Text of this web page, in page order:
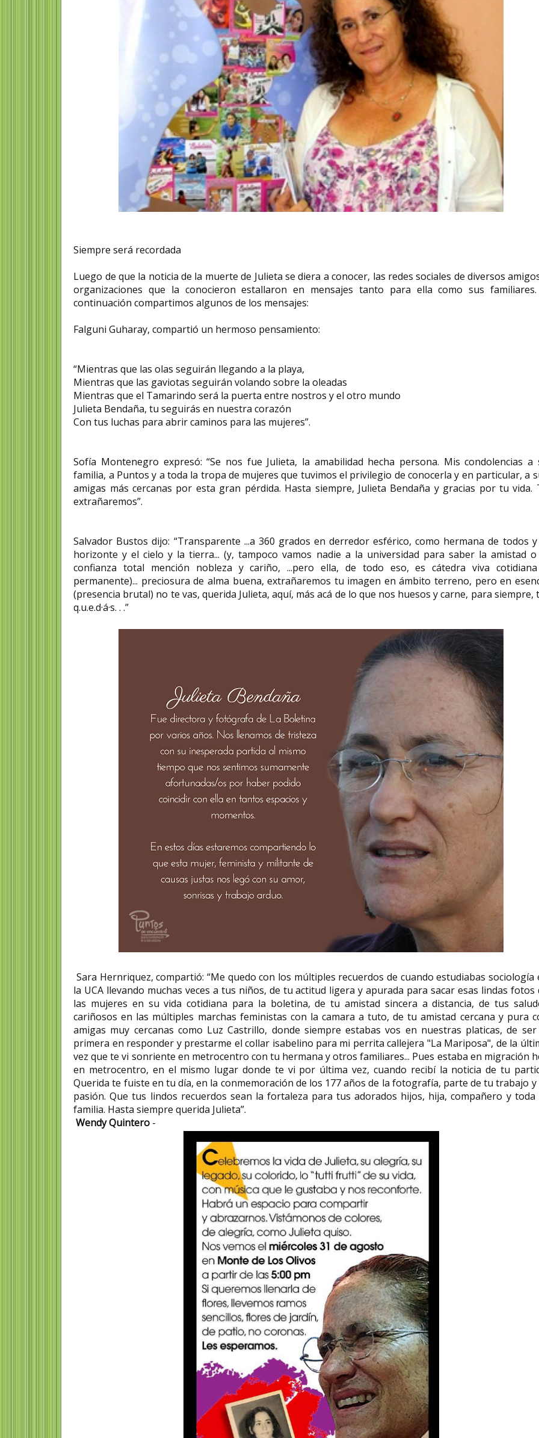
Siempre será recordada
Luego de que la noticia de la muerte de Julieta se diera a conocer, las redes sociales de diversos
organizaciones que la conocieron estallaron en mensajes tanto para ella como sus
continuación compartimos algunos de los mensajes:
Falguni Guharay, compartió un hermoso pensamiento:
“Mientras que las olas seguirán llegando a la playa,
Mientras que las gaviotas seguirán volando sobre la oleadas
Mientras que el Tamarindo será la puerta entre nostros y el otro mundo
Julieta Bendaña, tu seguirás en nuestra corazón
Con tus luchas para abrir caminos para las mujeres”.
Sofía Montenegro expresó: “Se nos fue Julieta, la amabilidad hecha persona. Mis condolencias a
familia, a Puntos y a toda la tropa de mujeres que tuvimos el privilegio de conocerla y en particular, a
amigas más cercanas por esta gran pérdida. Hasta siempre, Julieta Bendaña y gracias por tu vida.
extrañaremos”.
Salvador Bustos dijo: “Transparente ...a 360 grados en derredor esférico, como hermana de todos
horizonte y el cielo y la tierra... (y, tampoco vamos nadie a la universidad para saber la amistad o
confianza total mención nobleza y cariño, ...pero ella, de todo eso, es cátedra viva
permanente)... preciosura de alma buena, extrañaremos tu imagen en ámbito terreno, pero en
(presencia brutal) no te vas, querida Julieta, aquí, más acá de lo que nos huesos y carne, para siempre,
q.u.e.d·á·s. . .”
Sara Hernriquez, compartió: “Me quedo con los múltiples recuerdos de cuando estudiabas sociología
la UCA llevando muchas veces a tus niños, de tu actitud ligera y apurada para sacar esas lindas fotos
las mujeres en su vida cotidiana para la boletina, de tu amistad sincera a distancia, de tus
cariñosos en las múltiples marchas feministas con la camara a tuto, de tu amistad cercana y pura
amigas muy cercanas como Luz Castrillo, donde siempre estabas vos en nuestras platicas, de
primera en responder y prestarme el collar isabelino para mi perrita callejera "La Mariposa", de la
vez que te vi sonriente en metrocentro con tu hermana y otros familiares... Pues estaba en migración
en metrocentro, en el mismo lugar donde te vi por última vez, cuando recibí la noticia de tu
Querida te fuiste en tu día, en la conmemoración de los 177 años de la fotografía, parte de tu trabajo y
pasión. Que tus lindos recuerdos sean la fortaleza para tus adorados hijos, hija, compañero y toda
familia. Hasta siempre querida Julieta”.
Wendy Quintero -